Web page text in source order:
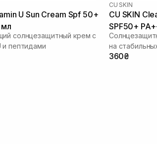
U Sun Cream Spf 50+
солнцезащитный крем с
и пептидами
CU SKIN
CU SKIN
SPF50+
на
360₴